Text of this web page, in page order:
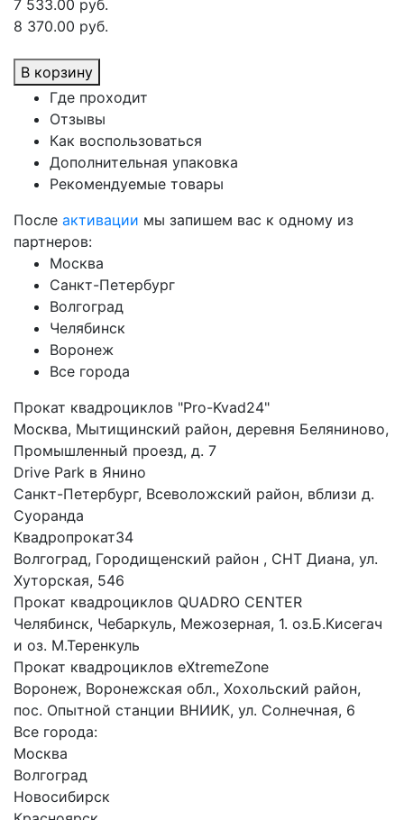
7 533.00 руб.
8 370.00 руб.
В корзину
Где проходит
Отзывы
Как воспользоваться
Дополнительная упаковка
Рекомендуемые товары
После активации мы запишем вас к одному из
партнеров:
Москва
Санкт-Петербург
Волгоград
Челябинск
Воронеж
Все города
Прокат квадроциклов "Pro-Kvad24"
Москва, Мытищинский район, деревня Беляниново,
Промышленный проезд, д. 7
Drive Park в Янино
Санкт-Петербург, Всеволожский район, вблизи д.
Суоранда
Квадропрокат34
Волгоград, Городищенский район , СНТ Диана, ул.
Хуторская, 546
Прокат квадроциклов QUADRO CENTER
Челябинск, Чебаркуль, Межозерная, 1. оз.Б.Кисегач
и оз. М.Теренкуль
Прокат квадроциклов eXtremeZone
Воронеж, Воронежская обл., Хохольский район,
пос. Опытной станции ВНИИК, ул. Солнечная, 6
Все города:
Москва
Волгоград
Новосибирск